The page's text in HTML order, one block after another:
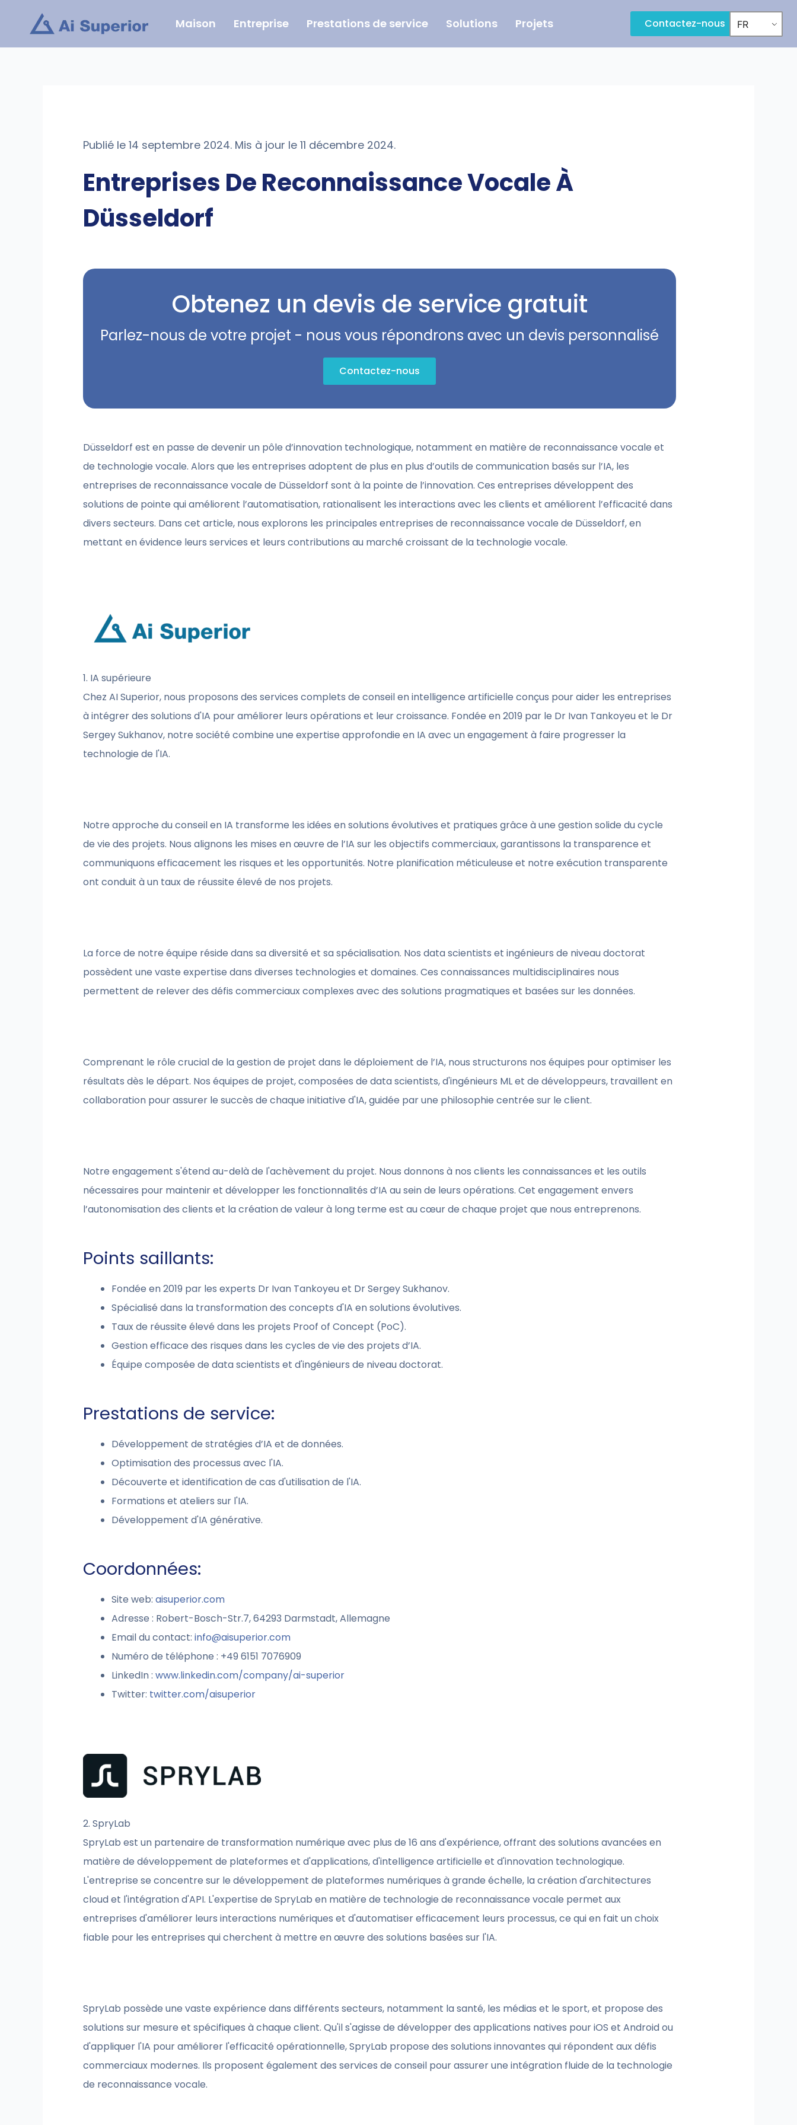
contenu
Maison Entreprise Prestations de service Solutions Projets Contactez-nous FR
Publié le 14 septembre 2024. Mis à jour le 11 décembre 2024.
Entreprises De Reconnaissance Vocale À
Düsseldorf
Obtenez un devis de service gratuit
Parlez-nous de votre projet - nous vous répondrons avec un devis personnalisé
Contactez-nous
Düsseldorf est en passe de devenir un pôle d’innovation technologique, notamment en matière de reconnaissance vocale et
de technologie vocale. Alors que les entreprises adoptent de plus en plus d’outils de communication basés sur l’IA, les
entreprises de reconnaissance vocale de Düsseldorf sont à la pointe de l’innovation. Ces entreprises développent des
solutions de pointe qui améliorent l’automatisation, rationalisent les interactions avec les clients et améliorent l’efficacité dans
divers secteurs. Dans cet article, nous explorons les principales entreprises de reconnaissance vocale de Düsseldorf, en
mettant en évidence leurs services et leurs contributions au marché croissant de la technologie vocale.
1. IA supérieure
Chez AI Superior, nous proposons des services complets de conseil en intelligence artificielle conçus pour aider les entreprises
à intégrer des solutions d'IA pour améliorer leurs opérations et leur croissance. Fondée en 2019 par le Dr Ivan Tankoyeu et le Dr
Sergey Sukhanov, notre société combine une expertise approfondie en IA avec un engagement à faire progresser la
technologie de l'IA.
Notre approche du conseil en IA transforme les idées en solutions évolutives et pratiques grâce à une gestion solide du cycle
de vie des projets. Nous alignons les mises en œuvre de l’IA sur les objectifs commerciaux, garantissons la transparence et
communiquons efficacement les risques et les opportunités. Notre planification méticuleuse et notre exécution transparente
ont conduit à un taux de réussite élevé de nos projets.
La force de notre équipe réside dans sa diversité et sa spécialisation. Nos data scientists et ingénieurs de niveau doctorat
possèdent une vaste expertise dans diverses technologies et domaines. Ces connaissances multidisciplinaires nous
permettent de relever des défis commerciaux complexes avec des solutions pragmatiques et basées sur les données.
Comprenant le rôle crucial de la gestion de projet dans le déploiement de l’IA, nous structurons nos équipes pour optimiser les
résultats dès le départ. Nos équipes de projet, composées de data scientists, d'ingénieurs ML et de développeurs, travaillent en
collaboration pour assurer le succès de chaque initiative d'IA, guidée par une philosophie centrée sur le client.
Notre engagement s'étend au-delà de l'achèvement du projet. Nous donnons à nos clients les connaissances et les outils
nécessaires pour maintenir et développer les fonctionnalités d’IA au sein de leurs opérations. Cet engagement envers
l’autonomisation des clients et la création de valeur à long terme est au cœur de chaque projet que nous entreprenons.
Points saillants:
Fondée en 2019 par les experts Dr Ivan Tankoyeu et Dr Sergey Sukhanov.
Spécialisé dans la transformation des concepts d'IA en solutions évolutives.
Taux de réussite élevé dans les projets Proof of Concept (PoC).
Gestion efficace des risques dans les cycles de vie des projets d’IA.
Équipe composée de data scientists et d'ingénieurs de niveau doctorat.
Prestations de service:
Développement de stratégies d’IA et de données.
Optimisation des processus avec l'IA.
Découverte et identification de cas d'utilisation de l'IA.
Formations et ateliers sur l'IA.
Développement d'IA générative.
Coordonnées:
Site web: aisuperior.com
Adresse : Robert-Bosch-Str.7, 64293 Darmstadt, Allemagne
Email du contact: info@aisuperior.com
Numéro de téléphone : +49 6151 7076909
LinkedIn : www.linkedin.com/company/ai-superior
Twitter: twitter.com/aisuperior
2. SpryLab
SpryLab est un partenaire de transformation numérique avec plus de 16 ans d'expérience, offrant des solutions avancées en
matière de développement de plateformes et d'applications, d'intelligence artificielle et d'innovation technologique.
L'entreprise se concentre sur le développement de plateformes numériques à grande échelle, la création d'architectures
cloud et l'intégration d'API. L'expertise de SpryLab en matière de technologie de reconnaissance vocale permet aux
entreprises d'améliorer leurs interactions numériques et d'automatiser efficacement leurs processus, ce qui en fait un choix
fiable pour les entreprises qui cherchent à mettre en œuvre des solutions basées sur l'IA.
SpryLab possède une vaste expérience dans différents secteurs, notamment la santé, les médias et le sport, et propose des
solutions sur mesure et spécifiques à chaque client. Qu'il s'agisse de développer des applications natives pour iOS et Android ou
d'appliquer l'IA pour améliorer l'efficacité opérationnelle, SpryLab propose des solutions innovantes qui répondent aux défis
commerciaux modernes. Ils proposent également des services de conseil pour assurer une intégration fluide de la technologie
de reconnaissance vocale.